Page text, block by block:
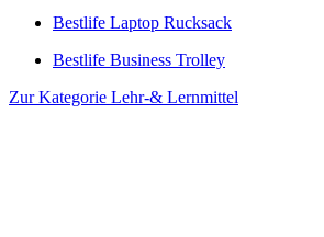
Bestlife Laptop Rucksack
Bestlife Business Trolley
Zur Kategorie Lehr-& Lernmittel